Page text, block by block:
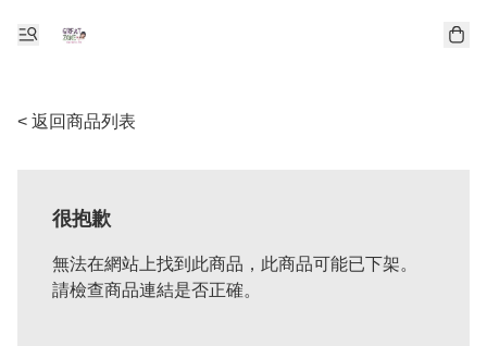
< 返回商品列表
很抱歉
無法在網站上找到此商品，此商品可能已下架。
請檢查商品連結是否正確。